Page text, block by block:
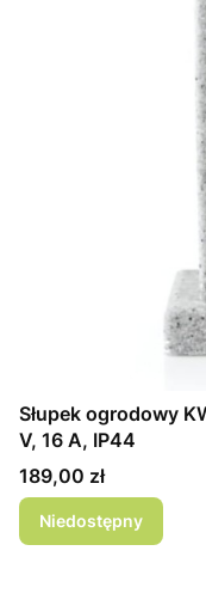
Słupek ogrodowy
V, 16 A, IP44
Cena
189,00 zł
Niedostępny